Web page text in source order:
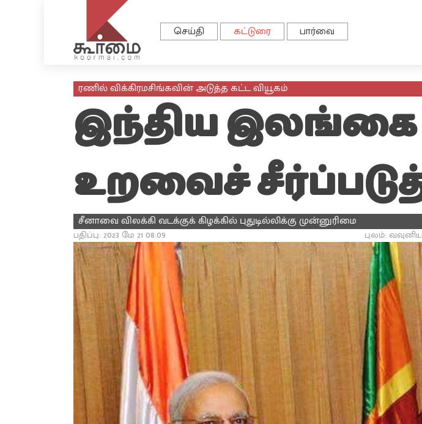
செய்தி கட்டுரை பார்வை
ரணில் விக்கிரமசிங்கவின் அடுத்த கட்ட வியூகம்
இந்திய இலங்கை
உறவைச்
சீனாவை விலக்கி வடக்குக் கிழக்கில் புதுடில்லிக்கு முன்னுரிமை
பதிப்பு: 2023 மே 21 08:09 புலம்: